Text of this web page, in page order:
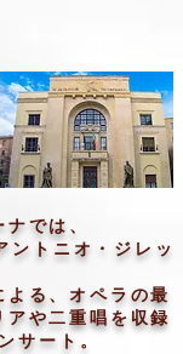
では、
ントニオ・ジレッ
る、オペラの最
アや二重唱を収録
サート。